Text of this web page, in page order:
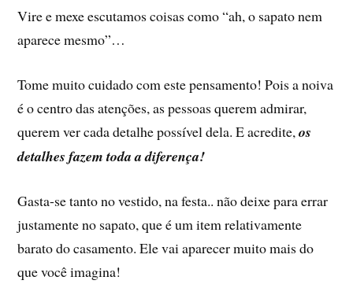
Vire e mexe escutamos coisas como “ah, o sapato nem
aparece mesmo”…
Tome muito cuidado com este pensamento! Pois a noiva
é o centro das atenções, as pessoas querem admirar,
querem ver cada detalhe possível dela. E acredite,os
detalhes fazem toda a diferença!
Gasta-se tanto no vestido, na festa.. não deixe para errar
justamente no sapato, que é um item relativamente
barato do casamento. Ele vai aparecer muito mais do
que você imagina!